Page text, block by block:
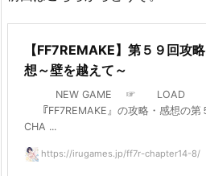
【FF7REMAKE】第５９回攻
想～壁を越えて～
NEW GAME ☞ LOAD
『FF7REMAKE』の攻略・感想の第
CHA ...
https://irugames.jp/ff7r-chapter14-8/